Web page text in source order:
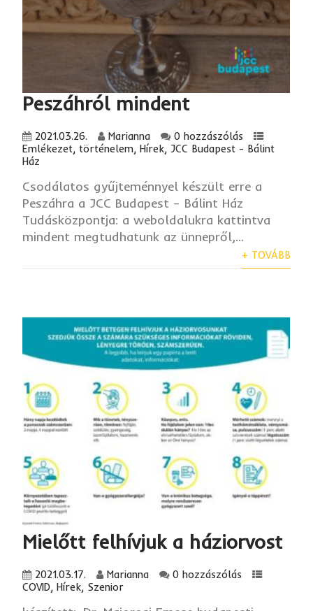
Peszáhról mindent
2021.03.26. Marianna
0 hozzászólás
Emlékezet, történelem, Hírek,JCC Budapest - Bálint
Ház
Csodálatos gyűjteménnyel készült erre a
Peszáhra a JCC Budapest – Bálint Ház
Tudásközpontja: a weboldalukra kattintva
mindent megtudhatunk az ünnepről,...
+ TOVÁBB
Mielőtt felhívjuk a háziorvost
2021.03.17. Marianna
0 hozzászólás
COVID, Hírek, Szenior